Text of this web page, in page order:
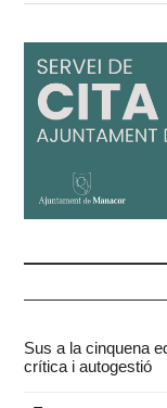
Sus a la cinquena
crítica i autogestió